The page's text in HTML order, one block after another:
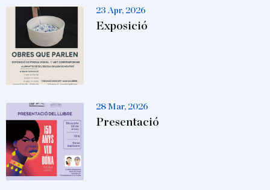
23 Apr, 2026
Exposició
28 Mar, 2026
Presentació